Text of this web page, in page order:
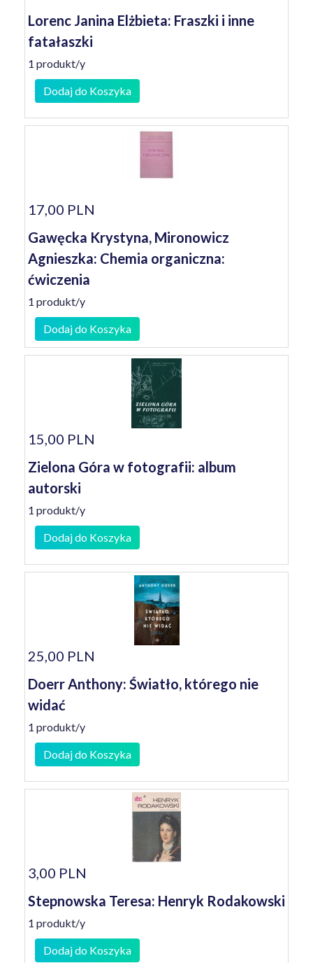
Lorenc Janina Elżbieta: Fraszki i inne
fatałaszki
1 produkt/y
Dodaj do Koszyka
17,00 PLN
Gawęcka Krystyna, Mironowicz
Agnieszka: Chemia organiczna:
ćwiczenia
1 produkt/y
Dodaj do Koszyka
15,00 PLN
Zielona Góra w fotografii: album
autorski
1 produkt/y
Dodaj do Koszyka
25,00 PLN
Doerr Anthony: Światło, którego nie
widać
1 produkt/y
Dodaj do Koszyka
3,00 PLN
Stepnowska Teresa: Henryk Rodakowski
1 produkt/y
Dodaj do Koszyka